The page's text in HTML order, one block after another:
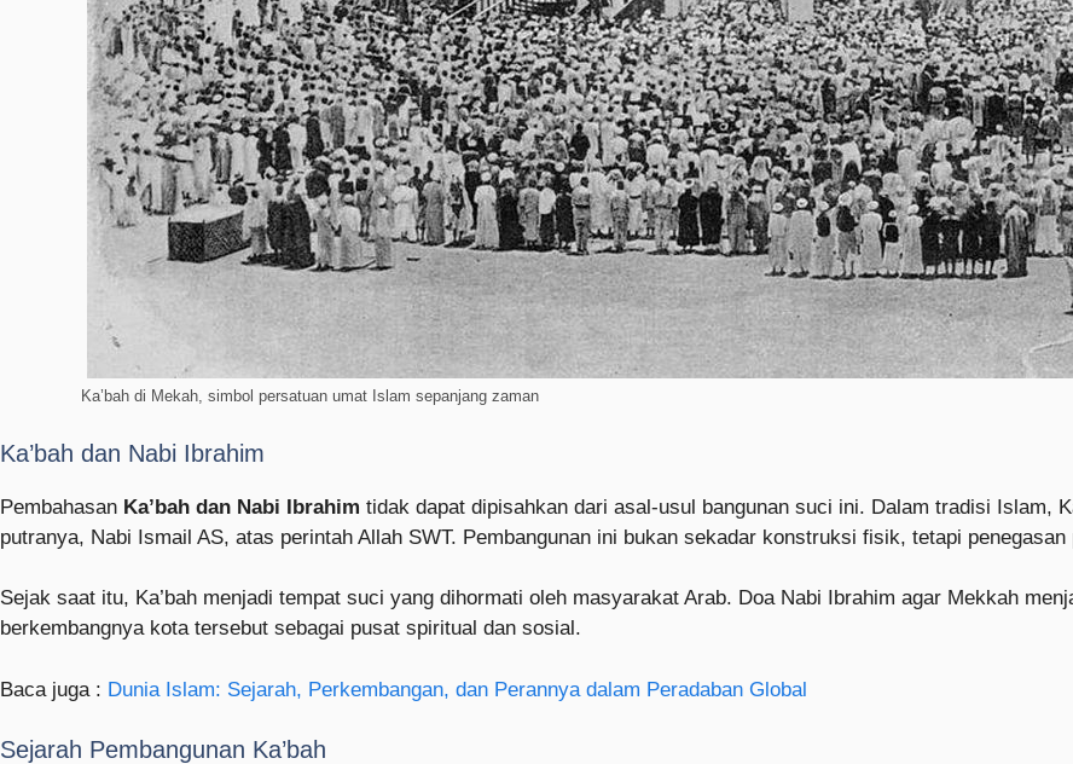
Ka’bah di Mekah, simbol persatuan umat Islam sepanjang zaman
Ka’bah dan Nabi Ibrahim
Pembahasan Ka’bah dan Nabi Ibrahim tidak dapat dipisahkan dari asal-usul bangunan suci ini. Dalam tradisi Islam,
putranya, Nabi Ismail AS, atas perintah Allah SWT. Pembangunan ini bukan sekadar konstruksi fisik, tetapi
Sejak saat itu, Ka’bah menjadi tempat suci yang dihormati oleh masyarakat Arab. Doa Nabi Ibrahim agar Mekkah
berkembangnya kota tersebut sebagai pusat spiritual dan sosial.
Baca juga : Dunia Islam: Sejarah, Perkembangan, dan Perannya dalam Peradaban Global
Sejarah Pembangunan Ka’bah